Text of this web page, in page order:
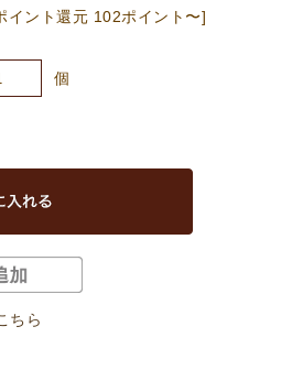
イント還元 102ポイント〜]
個
ちら